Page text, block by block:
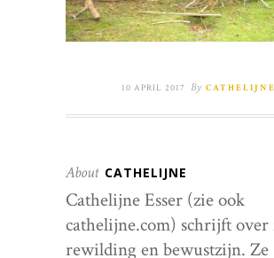
10 APRIL 2017 By CATHELIJNE
About CATHELIJNE
Cathelijne Esser (zie ook
cathelijne.com) schrijft
rewilding en bewustzijn. Ze